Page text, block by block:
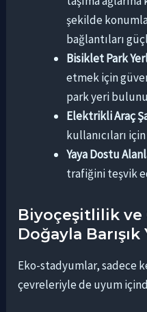
şekilde
bağlantıları
Bisiklet Park
etmek için
park yeri
Elektrikli Araç
kullanıcıları
Yaya Dostu
trafiğini teşvik
Biyoçeşitlilik ve
Doğayla Barışık
Eko-stadyumlar, sadece
çevreleriyle de uyum